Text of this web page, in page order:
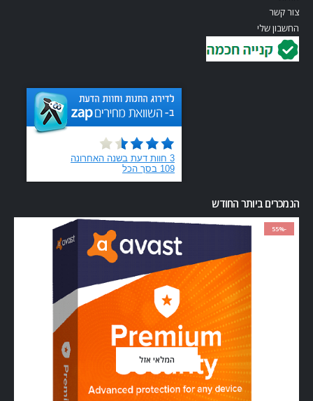
צור קשר
החשבון שלי
הנמכרים ביותר החודש
-55%
המלאי אזל